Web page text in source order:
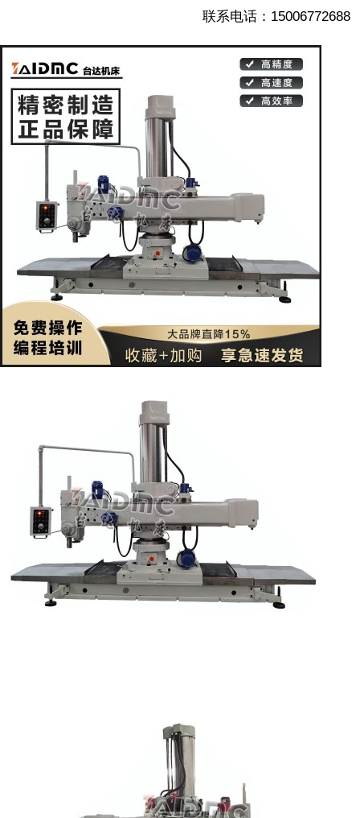
联系电话：15006772688